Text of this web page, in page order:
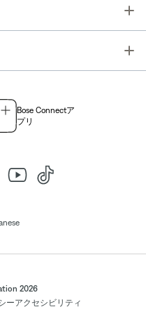
Bose Connectア
プリ
2026
ーアクセシビリティ